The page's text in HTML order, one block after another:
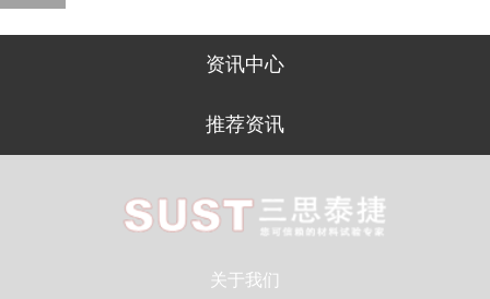
资讯中心
推荐资讯
关于我们